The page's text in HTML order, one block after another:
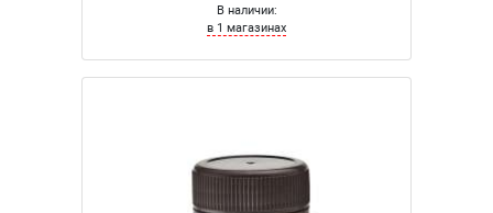
В наличии:
в 1 магазинах